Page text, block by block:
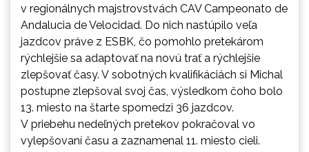
v regionálnych majstrovstvách CAV Campeonato de
Andalucia de Velocidad. Do nich nastúpilo veľa
jazdcov práve z ESBK, čo pomohlo pretekárom
rýchlejšie sa adaptovať na novú trať a rýchlejšie
zlepšovať časy. V sobotných kvalifikáciách si Michal
postupne zlepšoval svoj čas, výsledkom čoho bolo
13. miesto na štarte spomedzi 36 jazdcov.
V priebehu nedeľných pretekov pokračoval vo
vylepšovaní času a zaznamenal 11. miesto cieli.